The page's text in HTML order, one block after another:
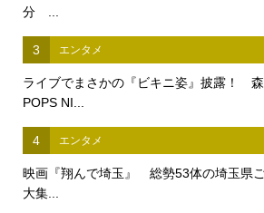
分 ...
3 エンタメ
ライブでまさかの『ビキニ姿』披露！ 森
POPS NI...
4 エンタメ
映画『翔んで埼玉』 総勢53体の埼玉県
大集...